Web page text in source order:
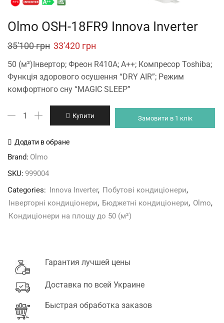
Olmo OSH-18FR9 Innova Inverter
35'100грн Original
price
was:
35'100 грн.
33'420 грн
price
is:
33'420 грн.
50 (м²)Інвертор; Фреон R410A; A++; Компресор Toshiba;
Функція здорового осушення “DRY AIR”; Режим
комфортного сну “MAGIC SLEEP”
Olmo
18FR9
кількість
Купити Замовити в 1 клік
Додати в обране
Brand: Olmo
SKU: 999004
Categories: Innova Inverter, Побутові кондиціонери,
Інверторні кондиціонери, Бюджетні кондиціонери, Olmo,
Кондиціонери на площу до 50 (м²)
Гарантия лучшей цены
Доставка по всей Украине
Быстрая обработка заказов